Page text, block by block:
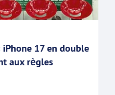
17 en double
aux règles